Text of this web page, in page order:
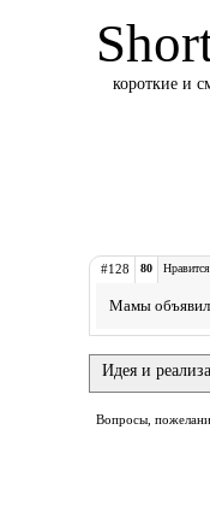
короткие и
#128 80
Мамы
Идея и
Вопросы,